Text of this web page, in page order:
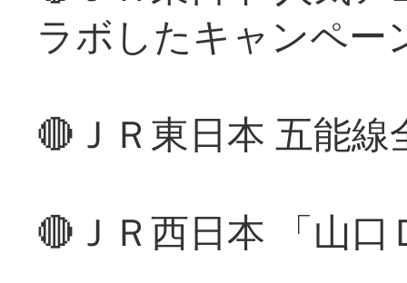
ラボしたキャンペー
🔴ＪＲ東日本 五能
🔴ＪＲ西日本 「山